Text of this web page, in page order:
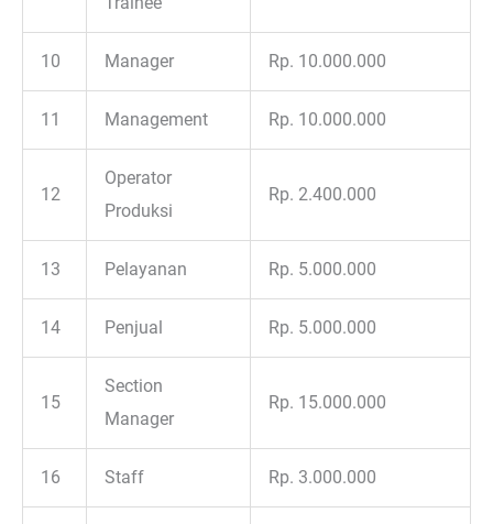
10 Manager Rp. 10.000.000
11 Management Rp. 10.000.000
12
Operator
Produksi
Rp. 2.400.000
13 Pelayanan Rp. 5.000.000
14 Penjual Rp. 5.000.000
15
Section
Manager
Rp. 15.000.000
16 Staff Rp. 3.000.000